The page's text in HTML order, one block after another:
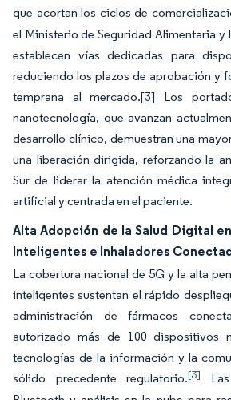
que acortan los ciclos de
el Ministerio de Seguridad Alimentaria y
establecen vías dedicadas para
reduciendo los plazos de aprobación y
temprana al mercado.[3] Los
nanotecnología, que avanzan
desarrollo clínico, demuestran una
una liberación dirigida, reforzando la
Sur de liderar la atención médica
artificial y centrada en el paciente.
Alta Adopción de la Salud Digital
Inteligentes e Inhaladores
La cobertura nacional de 5G y la alta
inteligentes sustentan el rápido
administración de fármacos
autorizado más de 100 dispositivos
tecnologías de la información y la
sólido precedente regulatorio.[3]